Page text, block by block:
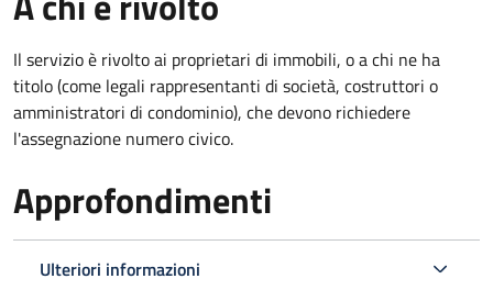
Il servizio è rivolto ai proprietari di immobili, o a chi ne ha
titolo (come legali rappresentanti di società, costruttori o
amministratori di condominio), che devono richiedere
l'assegnazione numero civico.
Approfondimenti
Ulteriori informazioni